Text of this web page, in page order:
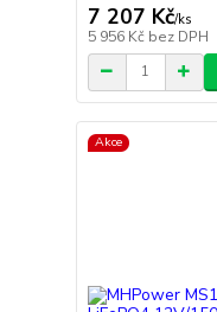
7 207 Kč/ks
5 956 Kč bez DPH
Akce